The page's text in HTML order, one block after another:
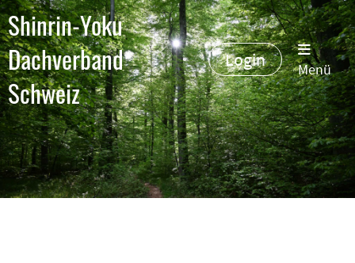
Shinrin-Yoku
Dachverband
Schweiz
Login Menü